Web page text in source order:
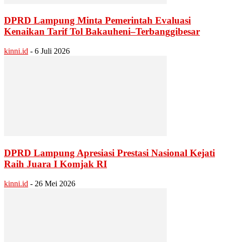
DPRD Lampung Minta Pemerintah Evaluasi
Kenaikan Tarif Tol Bakauheni–Terbanggibesar
kinni.id - 6 Juli 2026
DPRD Lampung Apresiasi Prestasi Nasional Kejati
Raih Juara I Komjak RI
kinni.id - 26 Mei 2026